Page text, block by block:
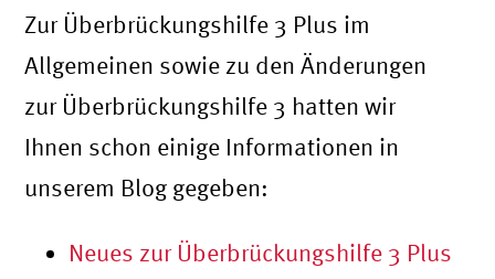
Zur Überbrückungshilfe 3 Plus im
Allgemeinen sowie zu den Änderungen
zur Überbrückungshilfe 3 hatten wir
Ihnen schon einige Informationen in
unserem Blog gegeben:
Neues zur Überbrückungshilfe 3 Plus